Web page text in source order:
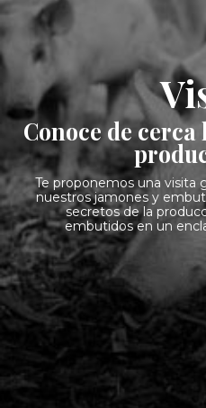
Conoce de cerca
Te proponemos una visita
nuestros jamones y
secretos de la
embutidos en un